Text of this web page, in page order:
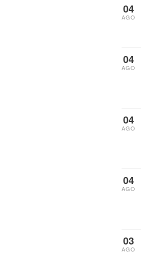
04
AGO
04
AGO
04
AGO
04
AGO
03
AGO